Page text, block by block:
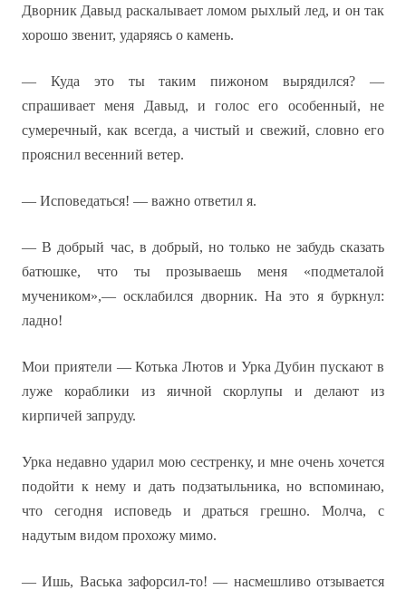
Дворник Давыд раскалывает ломом рыхлый лед, и он так
хорошо звенит, ударяясь о камень.
— Куда это ты таким пижоном вырядился? —
спрашивает меня Давыд, и голос его особенный, не
сумеречный, как всегда, а чистый и свежий, словно его
прояснил весенний ветер.
— Исповедаться! — важно ответил я.
— В добрый час, в добрый, но только не забудь сказать
батюшке, что ты прозываешь меня «подметалой
мучеником»,— осклабился дворник. На это я буркнул:
ладно!
Мои приятели — Котька Лютов и Урка Дубин пускают в
луже кораблики из яичной скорлупы и делают из
кирпичей запруду.
Урка недавно ударил мою сестренку, и мне очень хочется
подойти к нему и дать подзатыльника, но вспоминаю,
что сегодня исповедь и драться грешно. Молча, с
надутым видом прохожу мимо.
— Ишь, Васька зафорсил-то! — насмешливо отзывается